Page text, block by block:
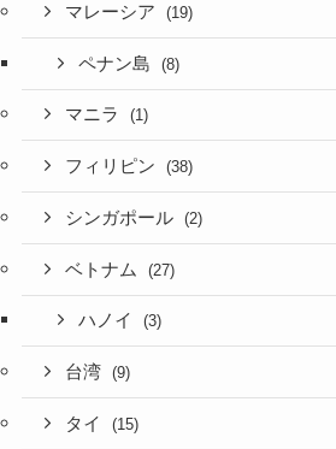
マレーシア (19)
ペナン島 (8)
マニラ (1)
フィリピン (38)
シンガポール (2)
ベトナム (27)
ハノイ (3)
台湾 (9)
タイ (15)